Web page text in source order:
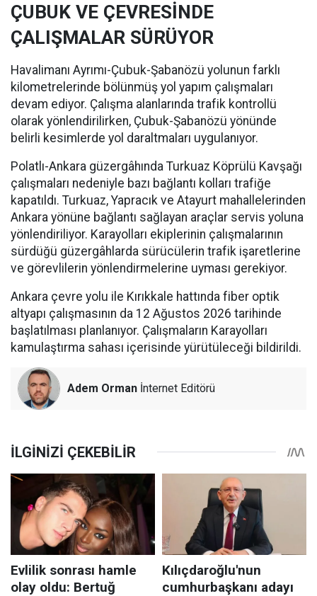
ÇUBUK VE ÇEVRESİNDE
ÇALIŞMALAR SÜRÜYOR
Havalimanı Ayrımı-Çubuk-Şabanözü yolunun farklı
kilometrelerinde bölünmüş yol yapım çalışmaları
devam ediyor. Çalışma alanlarında trafik kontrollü
olarak yönlendirilirken, Çubuk-Şabanözü yönünde
belirli kesimlerde yol daraltmaları uygulanıyor.
Polatlı-Ankara güzergâhında Turkuaz Köprülü Kavşağı
çalışmaları nedeniyle bazı bağlantı kolları trafiğe
kapatıldı. Turkuaz, Yapracık ve Atayurt mahallelerinden
Ankara yönüne bağlantı sağlayan araçlar servis yoluna
yönlendiriliyor. Karayolları ekiplerinin çalışmalarının
sürdüğü güzergâhlarda sürücülerin trafik işaretlerine
ve görevlilerin yönlendirmelerine uyması gerekiyor.
Ankara çevre yolu ile Kırıkkale hattında fiber optik
altyapı çalışmasının da 12 Ağustos 2026 tarihinde
başlatılması planlanıyor. Çalışmaların Karayolları
kamulaştırma sahası içerisinde yürütüleceği bildirildi.
Adem Orman İnternet Editörü